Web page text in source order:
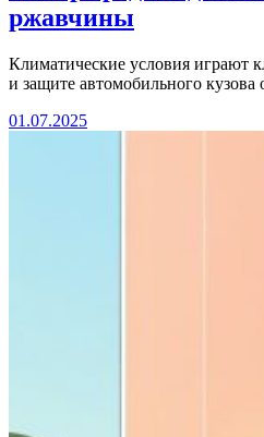
ржавчины
Климатические условия играют
и защите автомобильного
01.07.2025